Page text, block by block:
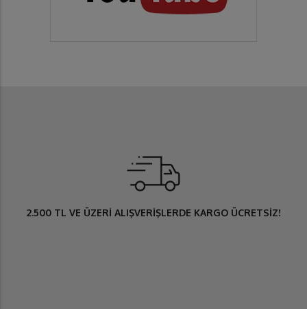
2.500 TL VE ÜZERİ ALIŞVERİŞLERDE KARGO ÜCRETSİZ!